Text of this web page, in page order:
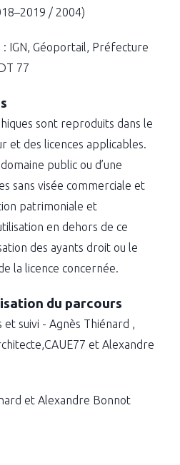
/ 2004)
IGN, Géoportail, Préfecture
77
sont reproduits dans le
et des licences applicables.
public ou d’une
sans visée commerciale et
patrimoniale et
en dehors de ce
des ayants droit ou le
la licence concernée.
du parcours
suivi - Agnès Thiénard ,
et Alexandre
et Alexandre Bonnot